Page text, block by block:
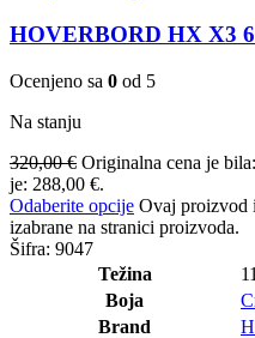
HOVERBORD HX X3
Ocenjeno sa 0 od 5
Na stanju
320,00€ Originalna cena je
je: 288,00 €.
Odaberite opcije Ovaj proizvod
izabrane na stranici proizvoda.
Šifra: 9047
Težina
Boja
Brand